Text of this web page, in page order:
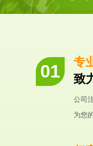
专
致
公司
为您